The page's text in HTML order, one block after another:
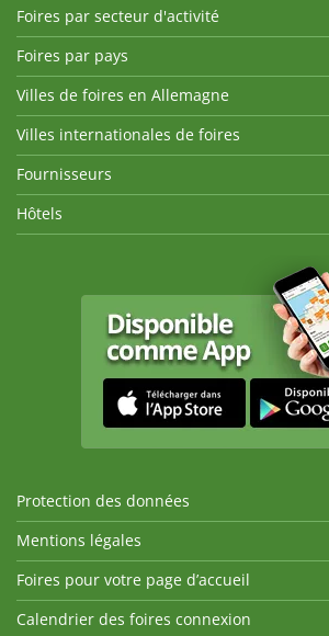
Foires par secteur d'activité
Foires par pays
Villes de foires en Allemagne
Villes internationales de foires
Fournisseurs
Hôtels
Protection des données
Mentions légales
Foires pour votre page d’accueil
Calendrier des foires connexion